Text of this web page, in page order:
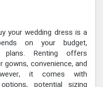
your wedding dress is a
on your budget,
plans. Renting offers
convenience, and
it comes with